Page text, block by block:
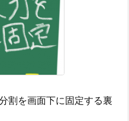
割を画面下に固定する裏